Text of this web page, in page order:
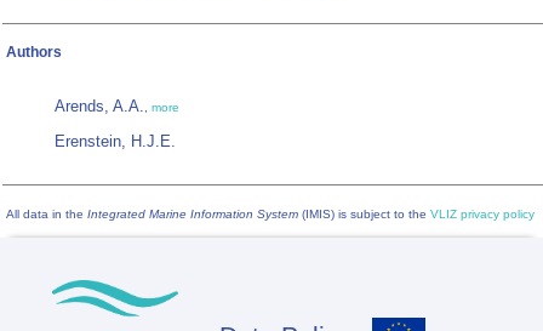
Authors
Arends, A.A., more
Erenstein, H.J.E.
All data in the Integrated Marine Information System (IMIS) is subject to the VLIZ privacy policy